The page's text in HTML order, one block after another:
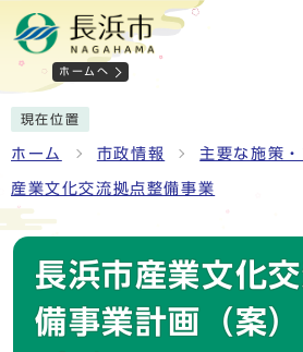
ホームへ
現在位置
ホーム 市政情報 主要な施策
産業文化交流拠点整備事業
長浜市産業文化
備事業計画（案